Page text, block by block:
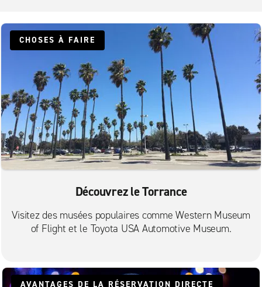
Cerritos – zone commerciale Auto Square
Downey, intersection Firestone et Lakewood
Downey, intersection Firestone et Rives
El Segundo
Gardena
Hermosa Beach
Inglewood
Inglewood South
Lomita
Long Beach – Anaheim St.
Long Beach – Cherry Ave.
CHOSES À FAIRE
Découvrez le Torrance
Visitez des musées populaires comme Western Museum
of Flight et le Toyota USA Automotive Museum.
AVANTAGES DE LA RÉSERVATION DIRECTE